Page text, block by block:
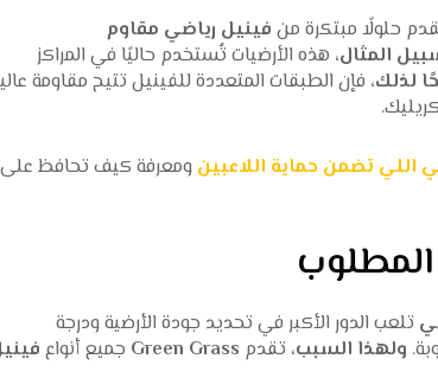
حلولًا مبتكرة من فينيل رياضي مقاوم
المثال، هذه الأرضيات تُستخدم حاليًا في المراكز
لذلك، فإن الطبقات المتعددة للفينيل تتيح مقاومة
اللي تضمن حماية اللاعبين ومعرفة كيف تحافظ على
تلعب الدور الأكبر في تحديد جودة الأرضية ودرجة
ولهذا السبب، تقدم Green Grass جميع أنواع